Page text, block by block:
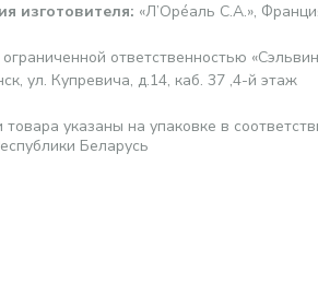
изготовителя: «Л’Орéаль С.А.»,
ответственностью
ул. Купревича, д.14, каб. 37 ,4-й этаж
указаны на упаковке в
Беларусь